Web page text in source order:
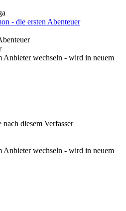
- die ersten Abenteuer
Anbieter wechseln - wird in neuem
nach diesem Verfasser
Anbieter wechseln - wird in neuem